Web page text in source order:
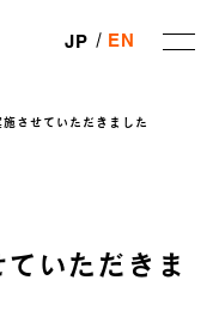
JP EN
させていただきました
いただきま